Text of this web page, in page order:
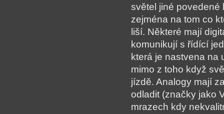
světel jiné povedené
zejména na tom co
liší. Některé mají
komunikují s řídící
která je nastvena na
mimo z toho když
jízdě. Analogy mají
odladit (značky jako
mrazech kdy